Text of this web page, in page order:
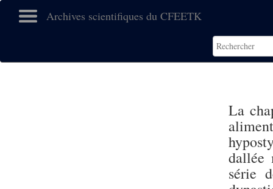
Archives scientifiques du CFEETK
La
dallée
série